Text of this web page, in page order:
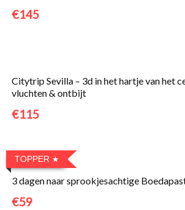
€145
Citytrip Sevilla – 3d in het hartje van het
vluchten & ontbijt
€115
TOPPER
3 dagen naar sprookjesachtige
€59